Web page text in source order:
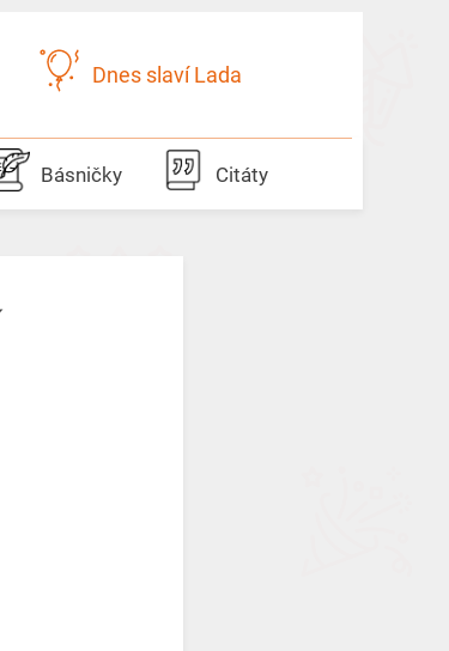
Dnes slaví Lada
Básničky Citáty